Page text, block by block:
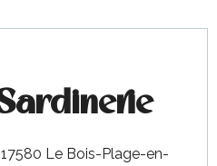
Le Bois-Plage-en-